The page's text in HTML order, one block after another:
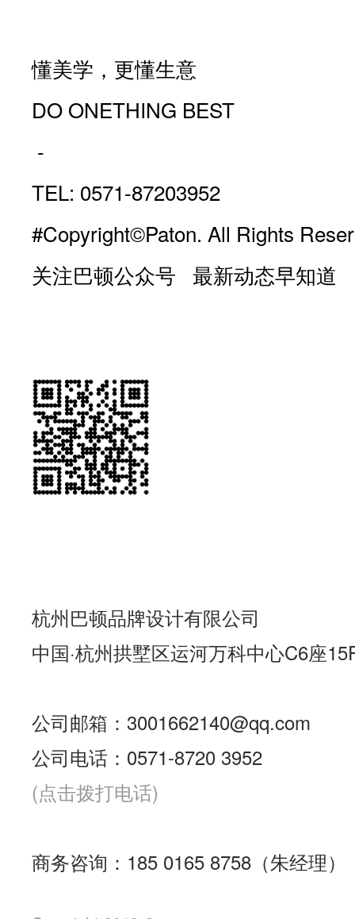
懂美学，更懂生意
DO ONETHING BEST
-
TEL: 0571-87203952
#Copyright©Paton. All Rights
关注巴顿公众号 最新动态早知道
杭州巴顿品牌设计有限公司
中国·杭州拱墅区运河万科中心C6座
公司邮箱：3001662140@qq.com
公司电话：0571-8720 3952
(点击拨打电话)
商务咨询：185 0165 8758（朱经理）